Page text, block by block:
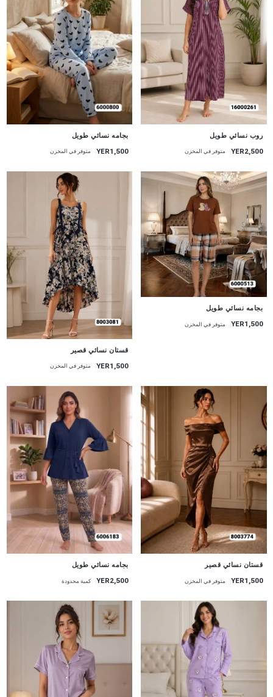
روب نسائي طويل
YER2,500 متوفر في المخزن
بجامه نسائي طويل
YER1,500 متوفر في المخزن
بجامه نسائي طويل
YER1,500 متوفر في المخزن
قستان نسائي قصير
YER1,500 متوفر في المخزن
جديد
قستان نسائي قصير
YER1,500 متوفر في المخزن
جديد
بجامه نسائي طويل
YER2,500 كمية محدودة